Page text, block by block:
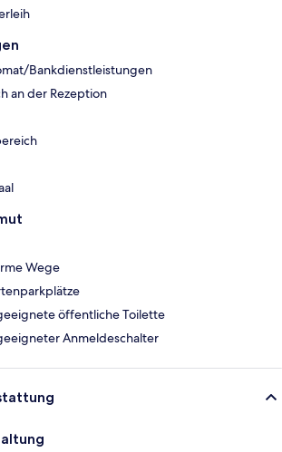
Bankdienstleistungen
an der Rezeption
Wege
öffentliche Toilette
Anmeldeschalter